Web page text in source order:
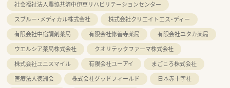
社会福祉法人農協共済中伊豆リハビリテーションセンター
スブルー・メディカル株式会社
株式会社クリエイトエス・ディー
有限会社中宿調剤薬局
有限会社修善寺薬局
有限会社ユタカ薬局
ウエルシア薬局株式会社
クオリテックファーマ株式会社
株式会社ユニスマイル
有限会社ユーアイ
まごころ株式会社
医療法人徳洲会
株式会社グッドフィールド
日本赤十字社